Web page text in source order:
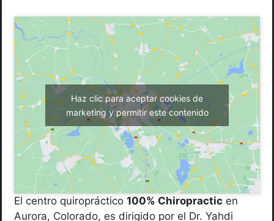
Haz clic para aceptar cookies de
marketing y permitir este contenido
El centro quiropráctico 100% Chiropractic en
Aurora, Colorado, es dirigido por el Dr. Yahdi